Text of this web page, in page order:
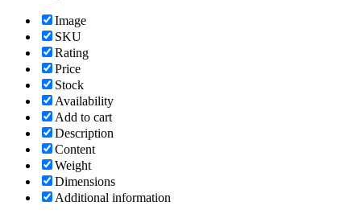
Image
SKU
Rating
Price
Stock
Availability
Add to cart
Description
Content
Weight
Dimensions
Additional information